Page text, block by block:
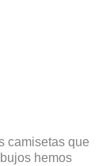
camisetas que
hemos